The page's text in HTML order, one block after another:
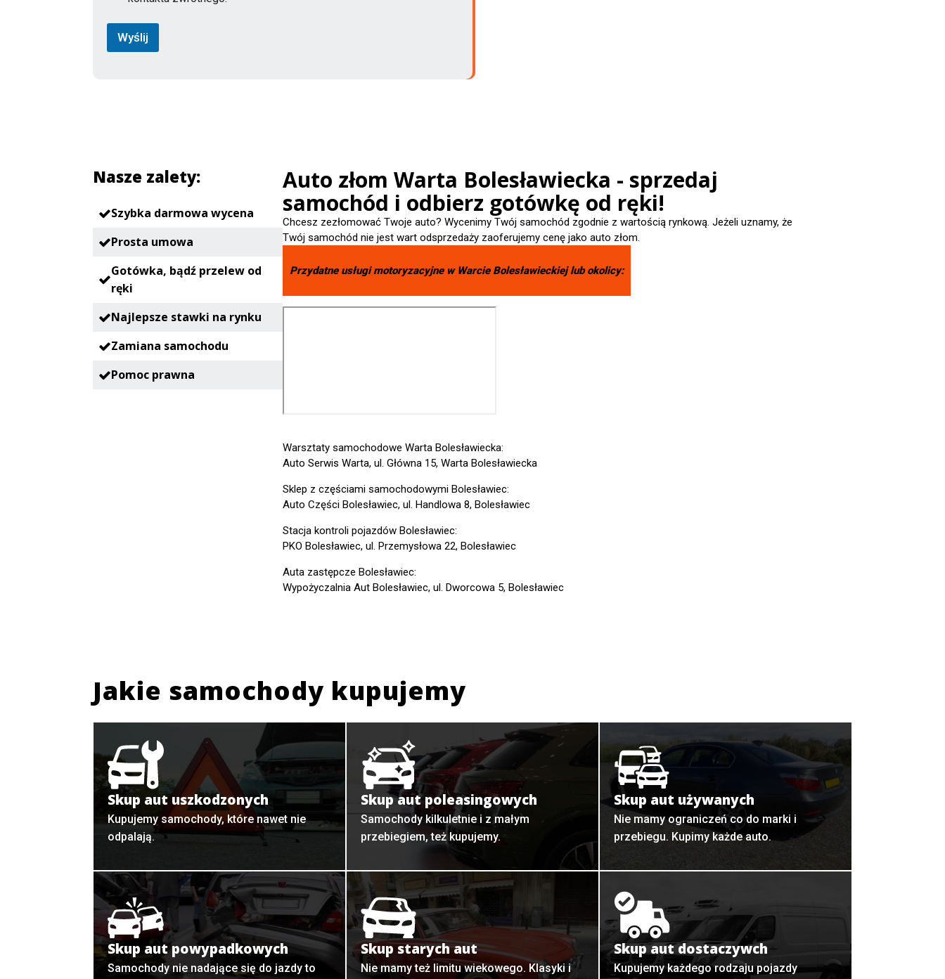
Wyślij
Nasze zalety:
Szybka darmowa wycena
Prosta umowa
Gotówka, bądź przelew od
ręki
Najlepsze stawki na rynku
Zamiana samochodu
Pomoc prawna
Auto złom Warta Bolesławiecka - sprzedaj
samochód i odbierz gotówkę od ręki!
Chcesz zezłomować Twoje auto? Wycenimy Twój samochód zgodnie z wartością rynkową. Jeżeli uznamy, że
Twój samochód nie jest wart odsprzedaży zaoferujemy cenę jako auto złom.
Przydatne usługi motoryzacyjne w Warcie Bolesławieckiejlub okolicy:
Warsztaty samochodowe Warta Bolesławiecka:
Auto Serwis Warta, ul. Główna 15, Warta Bolesławiecka
Sklep z częściami samochodowymi Bolesławiec:
Auto Części Bolesławiec, ul. Handlowa 8, Bolesławiec
Stacja kontroli pojazdów Bolesławiec:
PKO Bolesławiec, ul. Przemysłowa 22, Bolesławiec
Auta zastępcze Bolesławiec:
Wypożyczalnia Aut Bolesławiec, ul. Dworcowa 5, Bolesławiec
Jakie samochody kupujemy
Skup aut uszkodzonych
Kupujemy samochody, które nawet nie
odpalają.
Skup aut poleasingowych
Samochody kilkuletnie i z małym
przebiegiem, też kupujemy.
Skup aut używanych
Nie mamy ograniczeń co do marki i
przebiegu. Kupimy każde auto.
Skup aut powypadkowych
Samochody nie nadające się do jazdy to
Skup starych aut
Nie mamy też limitu wiekowego. Klasyki i
Skup aut dostaczywch
Kupujemy każdego rodzaju pojazdy